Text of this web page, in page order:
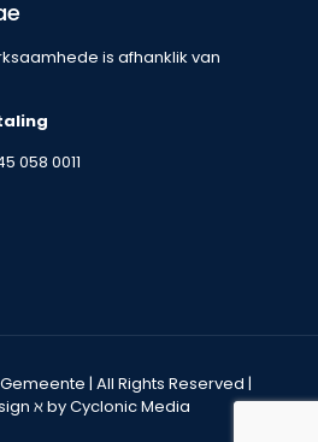
is afhanklik van
058 0011
| All Rights Reserved |
ℵ by Cyclonic Media